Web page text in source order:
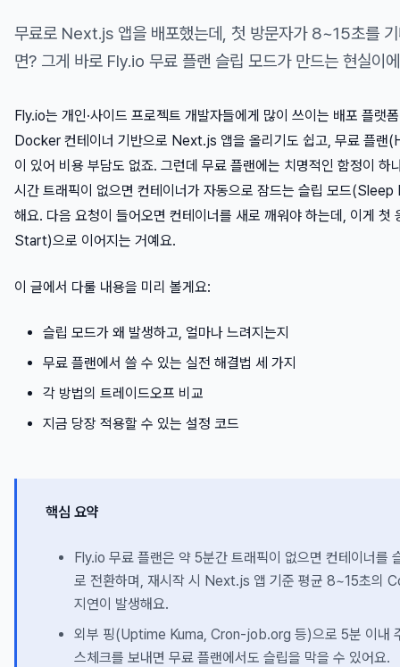
무료로 Next.js 앱을 배포했는데, 첫 방문자가 8~15초를
면? 그게 바로 Fly.io 무료 플랜 슬립 모드가 만드는 현실이
Fly.io는 개인·사이드 프로젝트 개발자들에게 많이 쓰이는 배포 플랫
Docker 컨테이너 기반으로 Next.js 앱을 올리기도 쉽고, 무료 플랜
이 있어 비용 부담도 없죠. 그런데 무료 플랜에는 치명적인 함정이 하
시간 트래픽이 없으면 컨테이너가 자동으로 잠드는 슬립 모드
해요. 다음 요청이 들어오면 컨테이너를 새로 깨워야 하는데, 이게 첫
Start)으로 이어지는 거예요.
이 글에서 다룰 내용을 미리 볼게요:
슬립 모드가 왜 발생하고, 얼마나 느려지는지
무료 플랜에서 쓸 수 있는 실전 해결법 세 가지
각 방법의 트레이드오프 비교
지금 당장 적용할 수 있는 설정 코드
핵심 요약
Fly.io 무료 플랜은 약 5분간 트래픽이 없으면 컨테이너를
로 전환하며, 재시작 시 Next.js 앱 기준 평균 8~15초의
지연이 발생해요.
외부 핑(Uptime Kuma, Cron-job.org 등)으로 5분 이내
스체크를 보내면 무료 플랜에서도 슬립을 막을 수 있어요.